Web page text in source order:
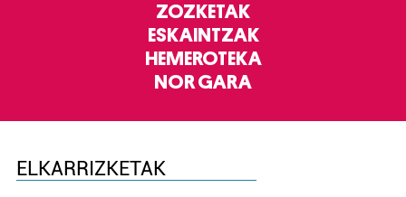
ZOZKETAK
ESKAINTZAK
HEMEROTEKA
NOR GARA
ELKARRIZKETAK